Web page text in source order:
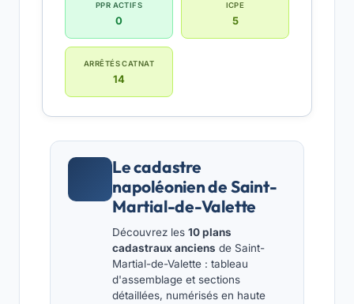
PPR ACTIFS
0
ICPE
5
ARRÊTÉS CATNAT
14
Le cadastre
napoléonien de Saint-
Martial-de-Valette
Découvrez les 10 plans
cadastraux anciens de Saint-
Martial-de-Valette : tableau
d'assemblage et sections
détaillées, numérisés en haute